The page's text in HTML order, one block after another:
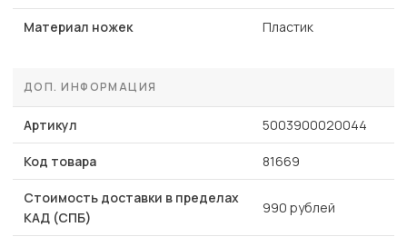
Материал ножек Пластик
ДОП. ИНФОРМАЦИЯ
Артикул 5003900020044
Код товара 81669
Стоимость доставки в пределах
КАД (СПБ)
990 рублей